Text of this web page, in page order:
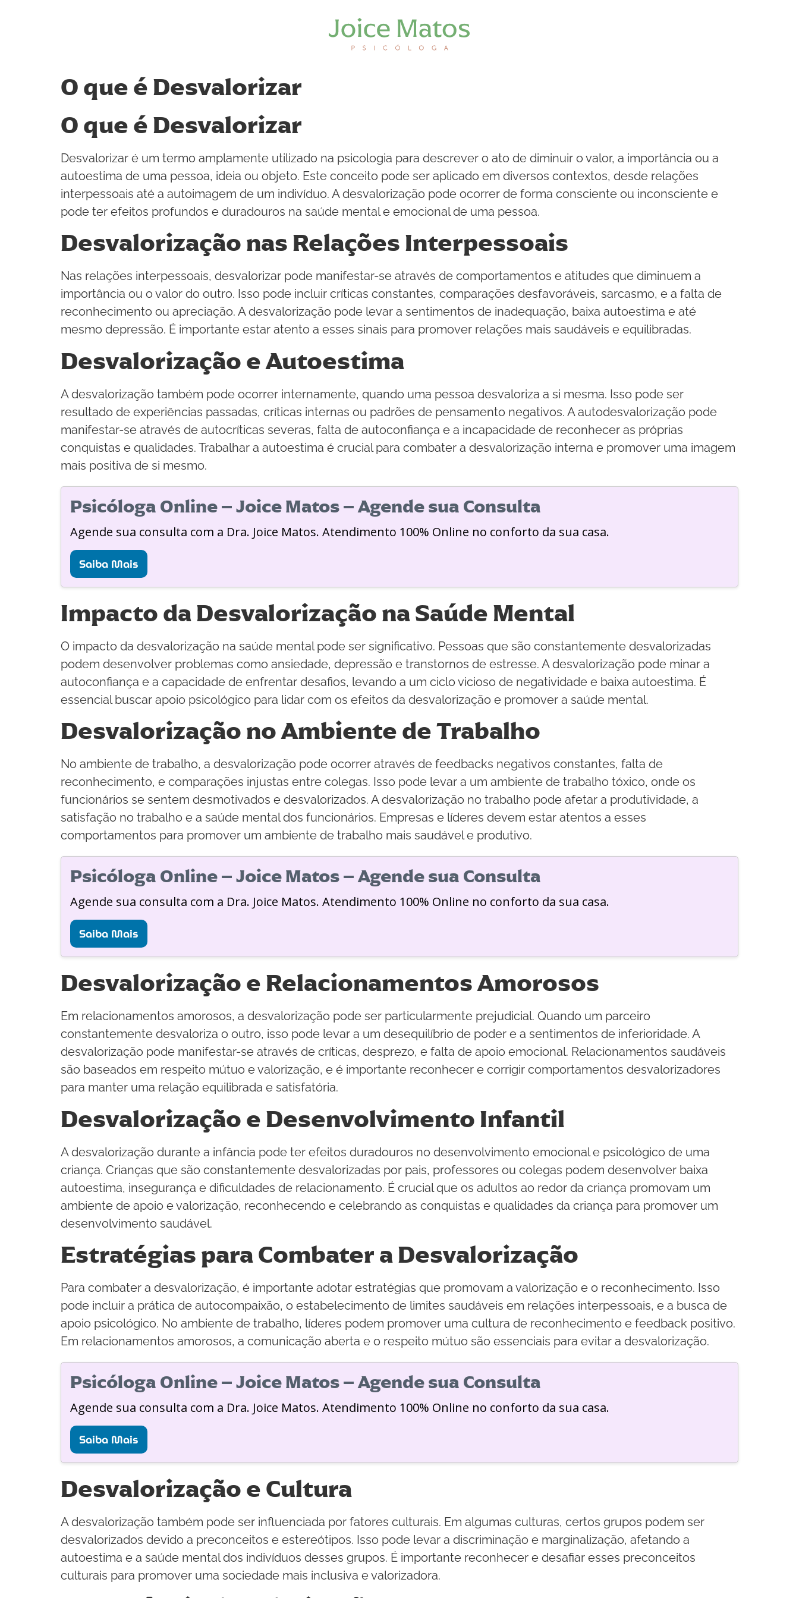
O que é Desvalorizar
O que é Desvalorizar
Desvalorizar é um termo amplamente utilizado na psicologia para descrever o ato de diminuir o valor, a importância ou a
autoestima de uma pessoa, ideia ou objeto. Este conceito pode ser aplicado em diversos contextos, desde relações
interpessoais até a autoimagem de um indivíduo. A desvalorização pode ocorrer de forma consciente ou inconsciente e
pode ter efeitos profundos e duradouros na saúde mental e emocional de uma pessoa.
Desvalorização nas Relações Interpessoais
Nas relações interpessoais, desvalorizar pode manifestar-se através de comportamentos e atitudes que diminuem a
importância ou o valor do outro. Isso pode incluir críticas constantes, comparações desfavoráveis, sarcasmo, e a falta de
reconhecimento ou apreciação. A desvalorização pode levar a sentimentos de inadequação, baixa autoestima e até
mesmo depressão. É importante estar atento a esses sinais para promover relações mais saudáveis e equilibradas.
Desvalorização e Autoestima
A desvalorização também pode ocorrer internamente, quando uma pessoa desvaloriza a si mesma. Isso pode ser
resultado de experiências passadas, críticas internas ou padrões de pensamento negativos. A autodesvalorização pode
manifestar-se através de autocríticas severas, falta de autoconfiança e a incapacidade de reconhecer as próprias
conquistas e qualidades. Trabalhar a autoestima é crucial para combater a desvalorização interna e promover uma imagem
mais positiva de si mesmo.
Psicóloga Online – Joice Matos – Agende sua Consulta
Agende sua consulta com a Dra. Joice Matos. Atendimento 100% Online no conforto da sua casa.
Saiba Mais
Impacto da Desvalorização na Saúde Mental
O impacto da desvalorização na saúde mental pode ser significativo. Pessoas que são constantemente desvalorizadas
podem desenvolver problemas como ansiedade, depressão e transtornos de estresse. A desvalorização pode minar a
autoconfiança e a capacidade de enfrentar desafios, levando a um ciclo vicioso de negatividade e baixa autoestima. É
essencial buscar apoio psicológico para lidar com os efeitos da desvalorização e promover a saúde mental.
Desvalorização no Ambiente de Trabalho
No ambiente de trabalho, a desvalorização pode ocorrer através de feedbacks negativos constantes, falta de
reconhecimento, e comparações injustas entre colegas. Isso pode levar a um ambiente de trabalho tóxico, onde os
funcionários se sentem desmotivados e desvalorizados. A desvalorização no trabalho pode afetar a produtividade, a
satisfação no trabalho e a saúde mental dos funcionários. Empresas e líderes devem estar atentos a esses
comportamentos para promover um ambiente de trabalho mais saudável e produtivo.
Psicóloga Online – Joice Matos – Agende sua Consulta
Agende sua consulta com a Dra. Joice Matos. Atendimento 100% Online no conforto da sua casa.
Saiba Mais
Desvalorização e Relacionamentos Amorosos
Em relacionamentos amorosos, a desvalorização pode ser particularmente prejudicial. Quando um parceiro
constantemente desvaloriza o outro, isso pode levar a um desequilíbrio de poder e a sentimentos de inferioridade. A
desvalorização pode manifestar-se através de críticas, desprezo, e falta de apoio emocional. Relacionamentos saudáveis
são baseados em respeito mútuo e valorização, e é importante reconhecer e corrigir comportamentos desvalorizadores
para manter uma relação equilibrada e satisfatória.
Desvalorização e Desenvolvimento Infantil
A desvalorização durante a infância pode ter efeitos duradouros no desenvolvimento emocional e psicológico de uma
criança. Crianças que são constantemente desvalorizadas por pais, professores ou colegas podem desenvolver baixa
autoestima, insegurança e dificuldades de relacionamento. É crucial que os adultos ao redor da criança promovam um
ambiente de apoio e valorização, reconhecendo e celebrando as conquistas e qualidades da criança para promover um
desenvolvimento saudável.
Estratégias para Combater a Desvalorização
Para combater a desvalorização, é importante adotar estratégias que promovam a valorização e o reconhecimento. Isso
pode incluir a prática de autocompaixão, o estabelecimento de limites saudáveis em relações interpessoais, e a busca de
apoio psicológico. No ambiente de trabalho, líderes podem promover uma cultura de reconhecimento e feedback positivo.
Em relacionamentos amorosos, a comunicação aberta e o respeito mútuo são essenciais para evitar a desvalorização.
Psicóloga Online – Joice Matos – Agende sua Consulta
Agende sua consulta com a Dra. Joice Matos. Atendimento 100% Online no conforto da sua casa.
Saiba Mais
Desvalorização e Cultura
A desvalorização também pode ser influenciada por fatores culturais. Em algumas culturas, certos grupos podem ser
desvalorizados devido a preconceitos e estereótipos. Isso pode levar a discriminação e marginalização, afetando a
autoestima e a saúde mental dos indivíduos desses grupos. É importante reconhecer e desafiar esses preconceitos
culturais para promover uma sociedade mais inclusiva e valorizadora.